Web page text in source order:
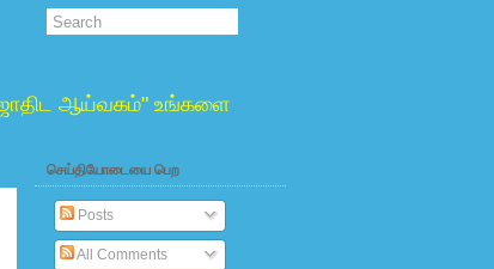
ஆய்வகம்" உங்களை
செய்தியோடையை பெற
Posts
All Comments